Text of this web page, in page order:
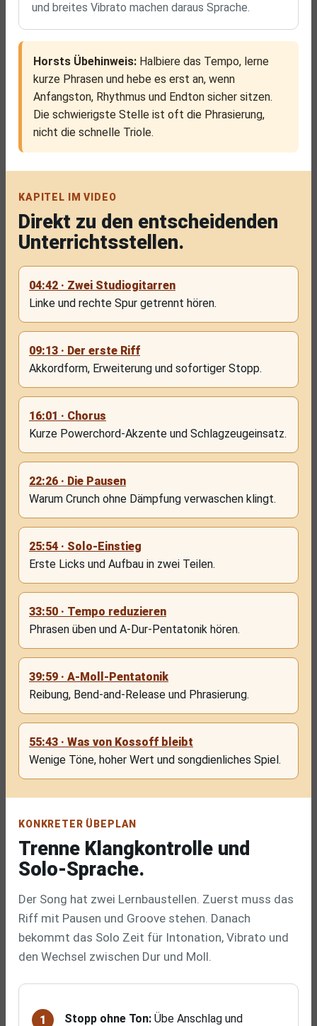
und breites Vibrato machen daraus Sprache.
Horsts Übehinweis: Halbiere das Tempo, lerne
kurze Phrasen und hebe es erst an, wenn
Anfangston, Rhythmus und Endton sicher sitzen.
Die schwierigste Stelle ist oft die Phrasierung,
nicht die schnelle Triole.
KAPITEL IM VIDEO
Direkt zu den entscheidenden
Unterrichtsstellen.
04:42 · Zwei Studiogitarren
Linke und rechte Spur getrennt hören.
09:13 · Der erste Riff
Akkordform, Erweiterung und sofortiger Stopp.
16:01 · Chorus
Kurze Powerchord-Akzente und Schlagzeugeinsatz.
22:26 · Die Pausen
Warum Crunch ohne Dämpfung verwaschen klingt.
25:54 · Solo-Einstieg
Erste Licks und Aufbau in zwei Teilen.
33:50 · Tempo reduzieren
Phrasen üben und A-Dur-Pentatonik hören.
39:59 · A-Moll-Pentatonik
Reibung, Bend-and-Release und Phrasierung.
55:43 · Was von Kossoff bleibt
Wenige Töne, hoher Wert und songdienliches Spiel.
KONKRETER ÜBEPLAN
Trenne Klangkontrolle und
Solo-Sprache.
Der Song hat zwei Lernbaustellen. Zuerst muss das
Riff mit Pausen und Groove stehen. Danach
bekommt das Solo Zeit für Intonation, Vibrato und
den Wechsel zwischen Dur und Moll.
Stopp ohne Ton: Übe Anschlag und